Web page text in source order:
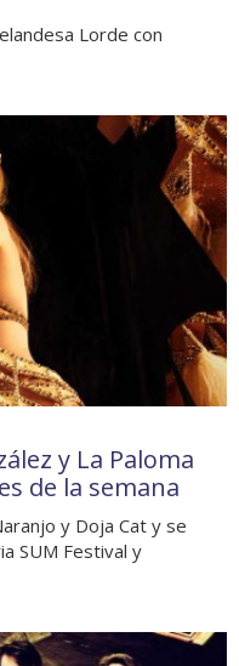
Lorde con
y La Paloma
de la semana
y Doja Cat y se
SUM Festival y